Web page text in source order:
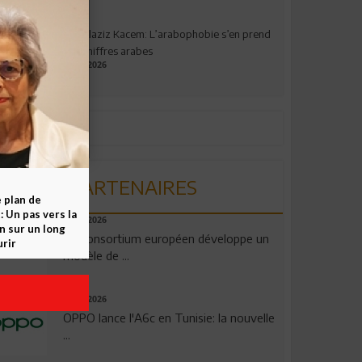
Abdelaziz Kacem: L’arabophobie s’en prend
aux chiffres arabes
09.07.2026
PARTENAIRES
06.08.2026
Un consortium européen développe un
modèle de ...
04.08.2026
OPPO lance l'A6c en Tunisie: la nouvelle
...
plan de
Un pas vers la
sur un long